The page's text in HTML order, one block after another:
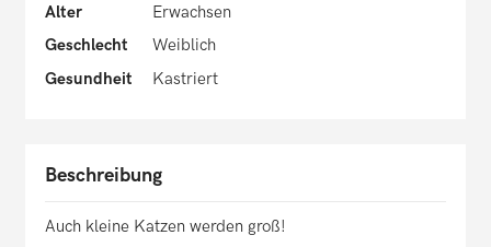
Alter
Erwachsen
Geschlecht
Weiblich
Gesundheit
Kastriert
Beschreibung
Auch kleine Katzen werden groß!